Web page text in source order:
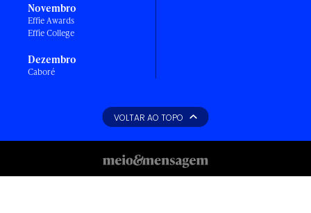
Novembro
Effie Awards
Effie College
Dezembro
Caboré
VOLTAR AO TOPO